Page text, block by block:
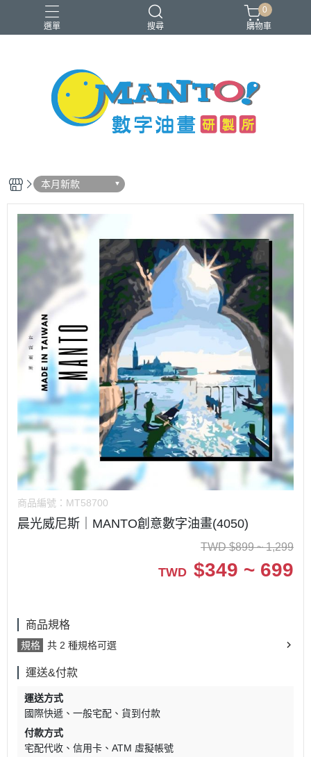
選單 搜尋
40x50cm 50x65cm
入門推薦款
本款免費升級淡彩縮時畫布
0
購物車
本月新款
商品編號： MT58700
晨光威尼斯｜MANTO創意數字油畫(4050)
TWD $899 ~ 1,299
TWD $349 ~ 699
商品規格
規格 共 2 種規格可選
運送&付款
運送方式
國際快遞
一般宅配
貨到付款
付款方式
宅配代收
信用卡 ATM 虛擬帳號